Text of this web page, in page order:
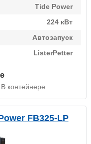
Tide Power
224 кВт
Автозапуск
ListerPetter
В контейнере
FB325-LP